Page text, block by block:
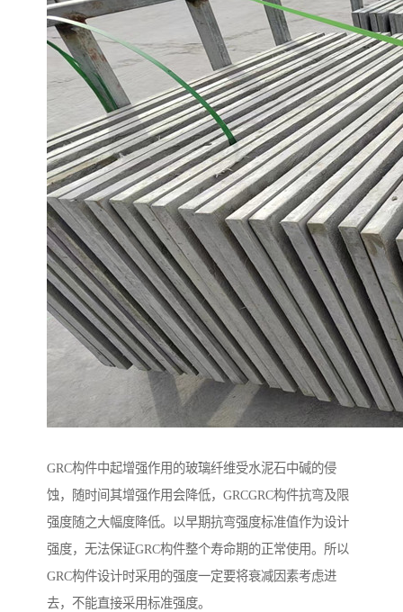
GRC构件中起增强作用的玻璃纤维受水泥石中碱的侵
蚀，随时间其增强作用会降低，GRCGRC构件抗弯及限
强度随之大幅度降低。以早期抗弯强度标准值作为设计
强度，无法保证GRC构件整个寿命期的正常使用。所以
GRC构件设计时采用的强度一定要将衰减因素考虑进
去，不能直接采用标准强度。